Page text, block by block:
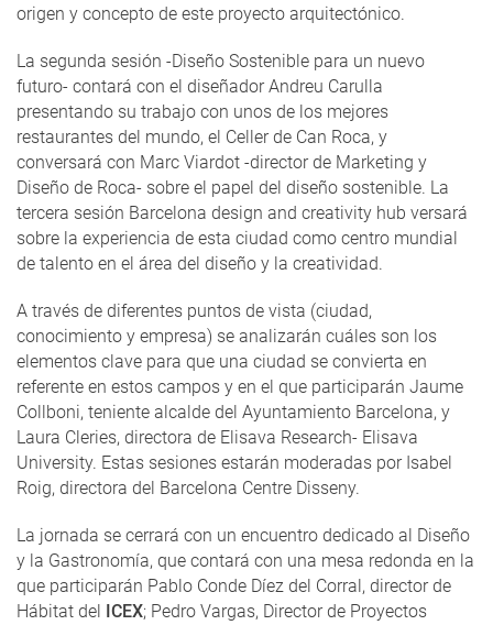
origen y concepto de este proyecto arquitectónico.
La segunda sesión -Diseño Sostenible para un nuevo
futuro- contará con el diseñador Andreu Carulla
presentando su trabajo con unos de los mejores
restaurantes del mundo, el Celler de Can Roca, y
conversará con Marc Viardot -director de Marketing y
Diseño de Roca- sobre el papel del diseño sostenible. La
tercera sesión Barcelona design and creativity hub versará
sobre la experiencia de esta ciudad como centro mundial
de talento en el área del diseño y la creatividad.
A través de diferentes puntos de vista (ciudad,
conocimiento y empresa) se analizarán cuáles son los
elementos clave para que una ciudad se convierta en
referente en estos campos y en el que participarán Jaume
Collboni, teniente alcalde del Ayuntamiento Barcelona, y
Laura Cleries, directora de Elisava Research- Elisava
University. Estas sesiones estarán moderadas por Isabel
Roig, directora del Barcelona Centre Disseny.
La jornada se cerrará con un encuentro dedicado al Diseño
y la Gastronomía, que contará con una mesa redonda en la
que participarán Pablo Conde Díez del Corral, director de
Hábitat del ICEX; Pedro Vargas, Director de Proyectos